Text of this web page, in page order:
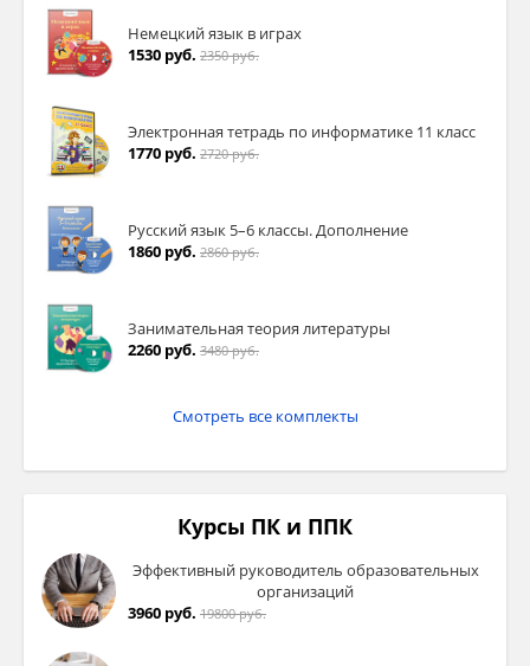
Немецкий язык в играх
1530 руб. 2350 руб.
Электронная тетрадь по информатике 11 класс
1770 руб. 2720 руб.
Русский язык 5–6 классы. Дополнение
1860 руб. 2860 руб.
Занимательная теория литературы
2260 руб. 3480 руб.
Смотреть все комплекты
Курсы ПК и ППК
Эффективный руководитель образовательных
организаций
3960 руб. 19800 руб.